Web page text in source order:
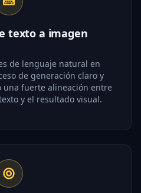
texto a imagen
de lenguaje natural en
de generación claro y
una fuerte alineación entre
y el resultado visual.